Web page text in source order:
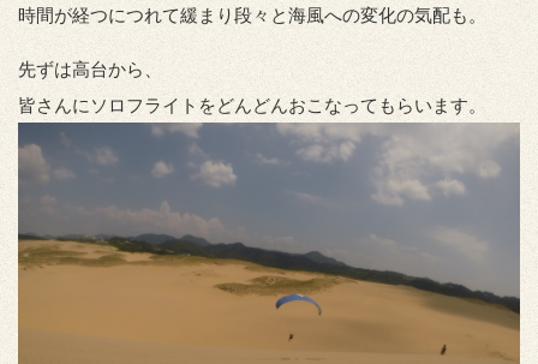
時間が経つにつれて緩まり段々と海風への変化の気配も。
先ずは高台から、
皆さんにソロフライトをどんどんおこなってもらいます。